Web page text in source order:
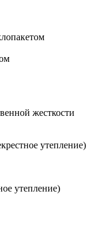
жесткости
утепление)
утепление)